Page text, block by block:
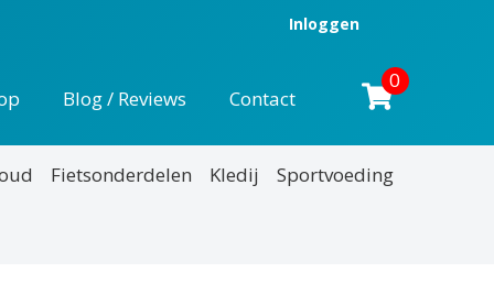
Inloggen
Blog / Reviews Contact
0
Fietsonderdelen Kledij Sportvoeding